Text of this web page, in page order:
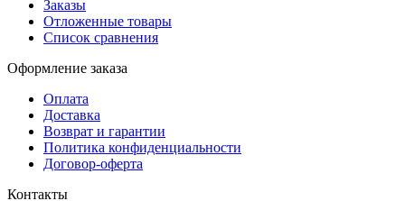
Заказы
Отложенные товары
Список сравнения
Оформление заказа
Оплата
Доставка
Возврат и гарантии
Политика конфиденциальности
Договор-оферта
Контакты